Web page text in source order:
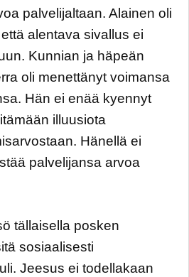
palvelijaltaan. Alainen oli
alentava sivallus ei
Kunnian ja häpeän
oli menettänyt voimansa
Hän ei enää kyennyt
illuusiota
Hänellä ei
palvelijansa arvoa
tällaisella posken
sosiaalisesti
Jeesus ei todellakaan